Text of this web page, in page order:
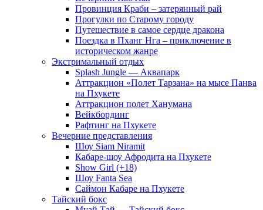
Провинция Краби – затерянный рай
Прогулки по Старому городу
Путешествие в самое сердце дракона
Поездка в Пханг Нга – приключение в
историческом жанре
Экстримальный отдых
Splash Jungle — Аквапарк
Аттракцион «Полет Тарзана» на мысе Панва
на Пхукете
Аттракцион полет Ханумана
Вейкбординг
Рафтинг на Пхукете
Вечерние представления
Шоу Siam Niramit
Кабаре-шоу Афродита на Пхукете
Show Girl (+18)
Шоу Fanta Sea
Саймон Кабаре на Пхукете
Тайский бокс